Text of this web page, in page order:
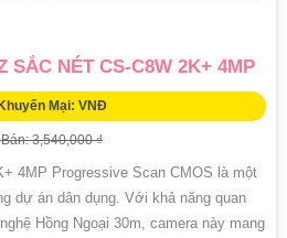
SẮC NÉT CS-C8W 2K+ 4MP
Mại: VNĐ
3,540,000 ₫
4MP Progressive Scan CMOS là một
dự án dân dụng. Với khả năng quan
Hồng Ngoại 30m, camera này mang